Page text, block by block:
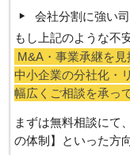
会社分割に強い
もし上記のような不
M&A・事業承継を見
中小企業の分社化・
幅広くご相談を承っ
まずは無料相談にて
の体制】といった方